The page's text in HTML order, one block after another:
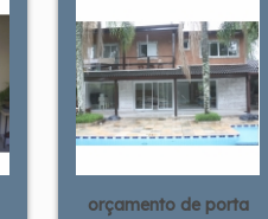
orçamento de porta